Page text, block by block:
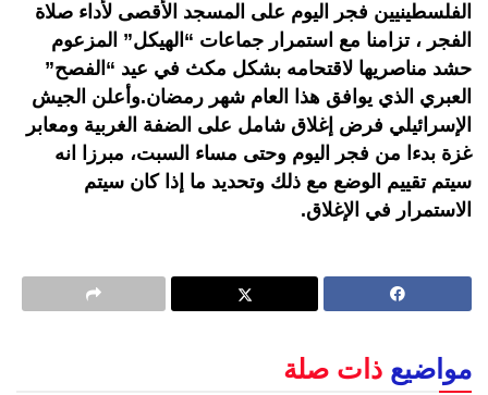
الفلسطينيين فجر اليوم على المسجد الأقصى لأداء صلاة
الفجر ، تزامنا مع استمرار جماعات “الهيكل” المزعوم
حشد مناصريها لاقتحامه بشكل مكث في عيد “الفصح”
العبري الذي يوافق هذا العام شهر رمضان.وأعلن الجيش
الإسرائيلي فرض إغلاق شامل على الضفة الغربية ومعابر
غزة بدءا من فجر اليوم وحتى مساء السبت، مبرزا انه
سيتم تقييم الوضع مع ذلك وتحديد ما إذا كان سيتم
الاستمرار في الإغلاق.
مواضيع ذات صلة